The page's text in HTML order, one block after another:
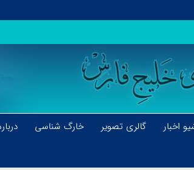
اخبار گالری تصویر خارگ شناسی